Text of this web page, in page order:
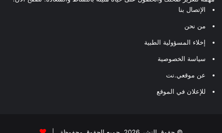
الإتصال بنا
من نحن
إخلاء المسؤولية الطبية
سياسة الخصوصية
عن موقعي.نت
للإعلان في الموقع